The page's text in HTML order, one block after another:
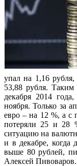
упал на 1,16
53,88 рубля.
декабря 2014
ноября. Только за
евро – на 12 %, а с
потеряли 25 и 28
ситуацию на
и в декабре, когда
выше 80 рублей,
Алексей Пивоваров.